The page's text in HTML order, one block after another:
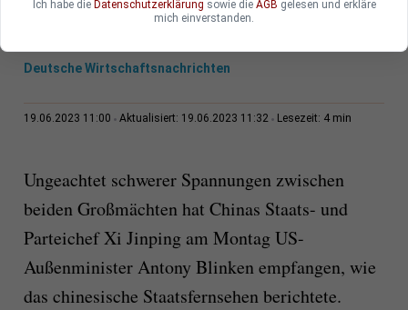
Deutsche Wirtschaftsnachrichten
19.06.2023 11:00 Aktualisiert: 19.06.2023 11:32 Lesezeit: 4 min
Ungeachtet schwerer Spannungen zwischen
beiden Großmächten hat Chinas Staats- und
Parteichef Xi Jinping am Montag US-
Außenminister Antony Blinken empfangen, wie
das chinesische Staatsfernsehen berichtete.
Ich habe die Datenschutzerklärung sowie die AGB gelesen und erkläre
mich einverstanden.